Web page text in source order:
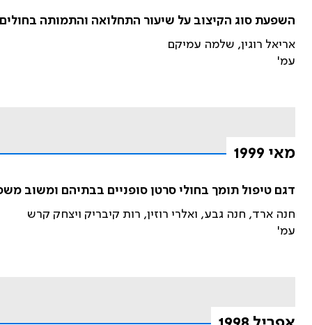
השפעת סוג הקיצוב על שיעור התחלואה והתמותה
אריאל רוגין, שלמה עמיקם
עמ'
מאי 1999
דגם טיפול תומך בחולי סרטן סופניים בבתיהם ומשוב
חנה ארד, חנה גבע, ואלרי רוזין, רות קיבריק ויצחק קרש
עמ'